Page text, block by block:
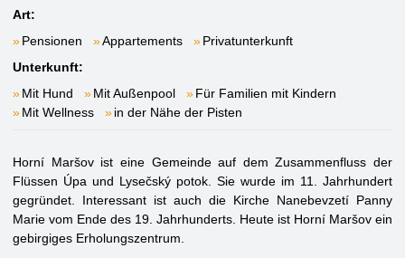
Art:
Pensionen
Appartements
Privatunterkunft
Unterkunft:
Mit Hund
Mit Außenpool
Für Familien mit Kindern
Mit Wellness
in der Nähe der Pisten
Horní Maršov ist eine Gemeinde auf dem Zusammenfluss der
Flüssen Úpa und Lysečský potok. Sie wurde im 11. Jahrhundert
gegründet. Interessant ist auch die Kirche Nanebevzetí Panny
Marie vom Ende des 19. Jahrhunderts. Heute ist Horní Maršov ein
gebirgiges Erholungszentrum.